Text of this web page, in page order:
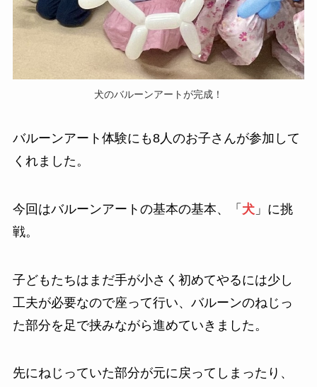
犬のバルーンアートが完成！
バルーンアート体験にも8人のお子さんが参加して
くれました。
今回はバルーンアートの基本の基本、「 犬」に挑
戦。
子どもたちはまだ手が小さく初めてやるには少し
工夫が必要なので座って行い、バルーンのねじっ
た部分を足で挟みながら進めていきました。
先にねじっていた部分が元に戻ってしまったり、